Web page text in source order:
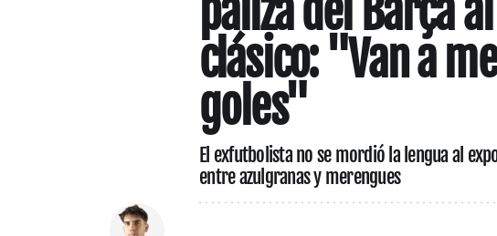
paliza del Barça
clásico: "Van a
goles"
El exfutbolista no se mordió la lengua al
entre azulgranas y merengues